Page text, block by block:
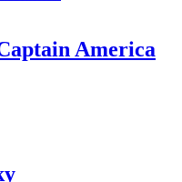
America